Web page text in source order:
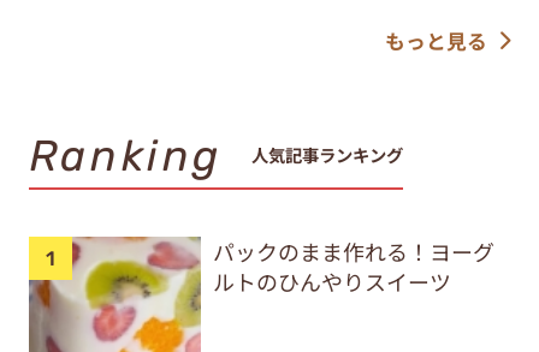
もっと見る
Ranking 人気記事ランキング
パックのまま作れる！ヨーグ
ルトのひんやりスイーツ